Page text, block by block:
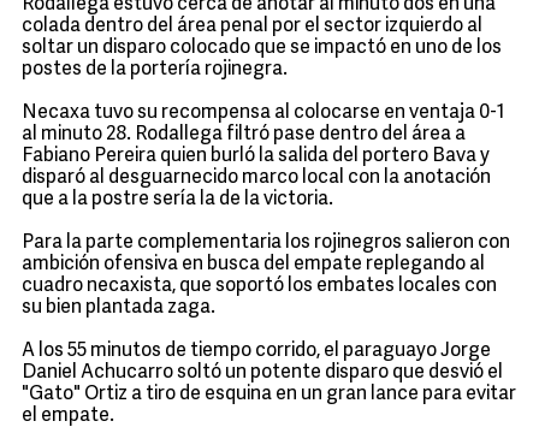
Rodallega estuvo cerca de anotar al minuto dos en una
colada dentro del área penal por el sector izquierdo al
soltar un disparo colocado que se impactó en uno de los
postes de la portería rojinegra.
Necaxa tuvo su recompensa al colocarse en ventaja 0-1
al minuto 28. Rodallega filtró pase dentro del área a
Fabiano Pereira quien burló la salida del portero Bava y
disparó al desguarnecido marco local con la anotación
que a la postre sería la de la victoria.
Para la parte complementaria los rojinegros salieron con
ambición ofensiva en busca del empate replegando al
cuadro necaxista, que soportó los embates locales con
su bien plantada zaga.
A los 55 minutos de tiempo corrido, el paraguayo Jorge
Daniel Achucarro soltó un potente disparo que desvió el
"Gato" Ortiz a tiro de esquina en un gran lance para evitar
el empate.